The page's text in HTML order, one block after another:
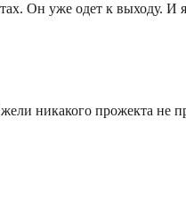
Он уже одет к выходу. И
никакого прожекта не